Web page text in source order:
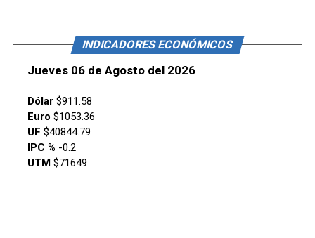
INDICADORES ECONÓMICOS
Jueves 06 de Agosto del 2026
Dólar$911.58
Euro $1053.36
UF $40844.79
IPC % -0.2
UTM$71649